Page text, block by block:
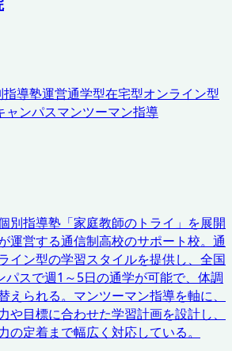
指導塾運営通学型在宅型オンライン型
ャンパスマンツーマン指導
別指導塾「家庭教師のトライ」を展開
運営する通信制高校のサポート校。通
イン型の学習スタイルを提供し、全国
パスで週1～5日の通学が可能で、体調
えられる。マンツーマン指導を軸に、
や目標に合わせた学習計画を設計し、
の定着まで幅広く対応している。